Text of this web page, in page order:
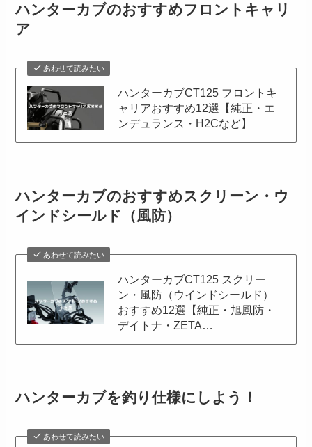
ハンターカブのおすすめフロントキャリ
ア
あわせて読みたい
ハンターカブCT125 フロントキ
ャリアおすすめ12選【純正・エ
ンデュランス・H2Cなど】
ハンターカブのおすすめスクリーン・ウ
インドシールド（風防）
あわせて読みたい
ハンターカブCT125 スクリー
ン・風防（ウインドシールド）
おすすめ12選【純正・旭風防・
デイトナ・ZETA…
ハンターカブを釣り仕様にしよう！
あわせて読みたい